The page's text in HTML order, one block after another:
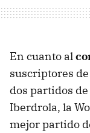
En cuanto al
suscriptores
dos partidos
Iberdrola, la
mejor partido